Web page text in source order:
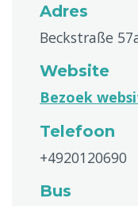
Adres
Beckstraße
Website
Bezoek
Telefoon
+4920120690
Bus